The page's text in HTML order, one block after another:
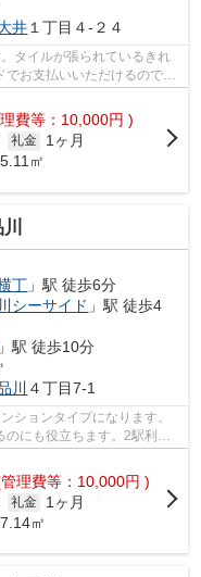
井 １丁目４-２４
タイルが張られているきれ
お支払いいただけるので、
費等：10,000円 )
礼金
1ヶ月
㎡
丁 」駅 徒歩6分
シーサイド 」駅 徒歩4
」駅 徒歩10分
川 ４丁目7-1
ションタイプになります。
のにも役立ちます。2駅利用
理費等：10,000円 )
礼金
1ヶ月
㎡